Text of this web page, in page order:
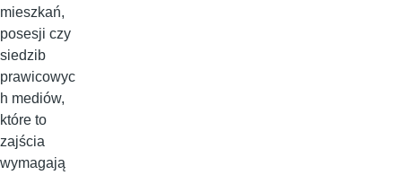
mieszkań,
posesji czy
siedzib
prawicowyc
h mediów,
które to
zajścia
wymagają